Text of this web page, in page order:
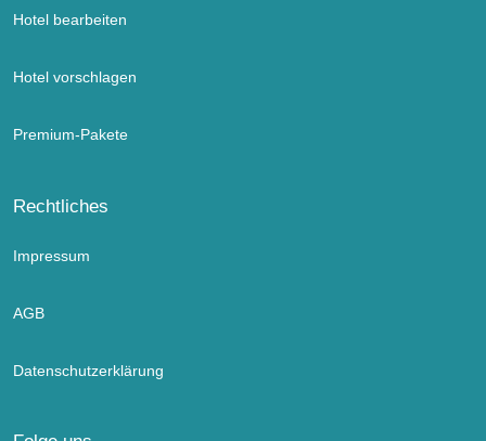
Hotel bearbeiten
Hotel vorschlagen
Premium-Pakete
Rechtliches
Impressum
AGB
Datenschutzerklärung